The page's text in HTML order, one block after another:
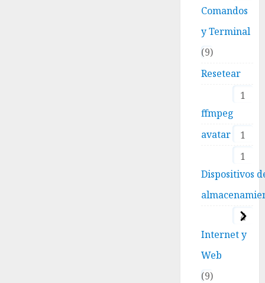
Comandos
y Terminal
9
Resetear
1
ffmpeg
1
avatar
1
Dispositivos
4
Internet y
Web
9